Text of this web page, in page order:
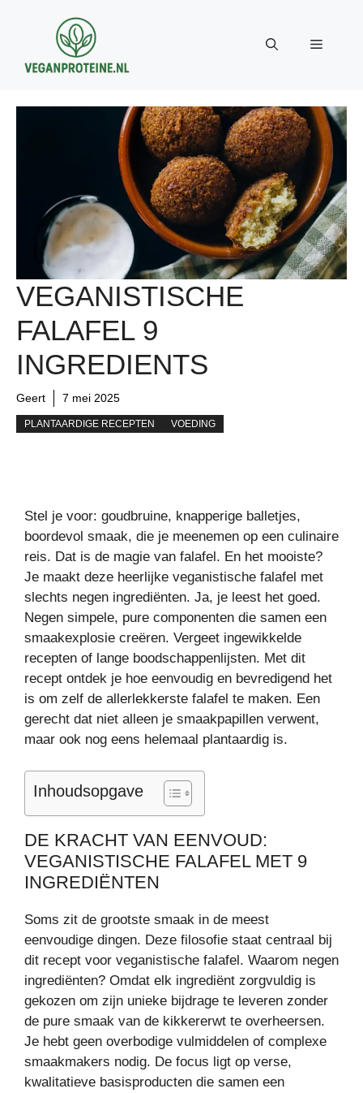
inhoud
Menu
VEGANISTISCHE
FALAFEL 9
INGREDIENTS
Geert 7 mei 2025
PLANTAARDIGE RECEPTEN VOEDING
Stel je voor: goudbruine, knapperige balletjes,
boordevol smaak, die je meenemen op een culinaire
reis. Dat is de magie van falafel. En het mooiste?
Je maakt deze heerlijke veganistische falafel met
slechts negen ingrediënten. Ja, je leest het goed.
Negen simpele, pure componenten die samen een
smaakexplosie creëren. Vergeet ingewikkelde
recepten of lange boodschappenlijsten. Met dit
recept ontdek je hoe eenvoudig en bevredigend het
is om zelf de allerlekkerste falafel te maken. Een
gerecht dat niet alleen je smaakpapillen verwent,
maar ook nog eens helemaal plantaardig is.
Inhoudsopgave
DE KRACHT VAN EENVOUD:
VEGANISTISCHE FALAFEL MET 9
INGREDIËNTEN
Soms zit de grootste smaak in de meest
eenvoudige dingen. Deze filosofie staat centraal bij
dit recept voor veganistische falafel. Waarom negen
ingrediënten? Omdat elk ingrediënt zorgvuldig is
gekozen om zijn unieke bijdrage te leveren zonder
de pure smaak van de kikkererwt te overheersen.
Je hebt geen overbodige vulmiddelen of complexe
smaakmakers nodig. De focus ligt op verse,
kwalitatieve basisproducten die samen een